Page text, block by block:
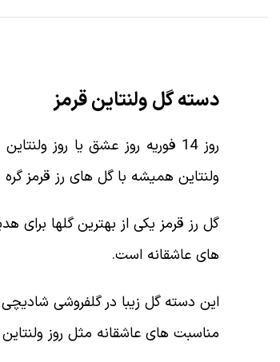
دسته گل ولنتاین قرمز
روز 14 فوریه روز عشق یا روز
ولنتاین همیشه با گل های رز قرمز
گل رز قرمز یکی از بهترین گلها
های عاشقانه است.
این دسته گل زیبا در گلفروشی
مناسبت های عاشقانه مثل روز